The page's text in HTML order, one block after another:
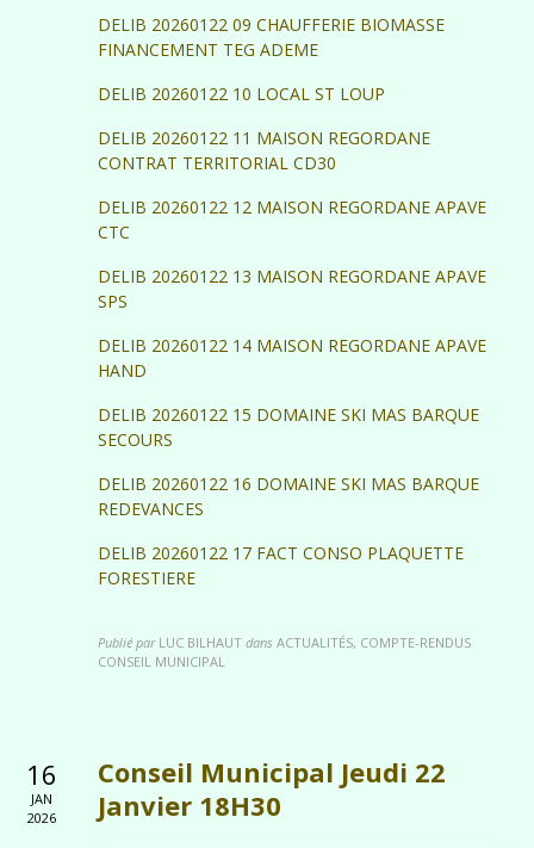
DELIB 20260122 09 CHAUFFERIE BIOMASSE
FINANCEMENT TEG ADEME
DELIB 20260122 10 LOCAL ST LOUP
DELIB 20260122 11 MAISON REGORDANE
CONTRAT TERRITORIAL CD30
DELIB 20260122 12 MAISON REGORDANE APAVE
CTC
DELIB 20260122 13 MAISON REGORDANE APAVE
SPS
DELIB 20260122 14 MAISON REGORDANE APAVE
HAND
DELIB 20260122 15 DOMAINE SKI MAS BARQUE
SECOURS
DELIB 20260122 16 DOMAINE SKI MAS BARQUE
REDEVANCES
DELIB 20260122 17 FACT CONSO PLAQUETTE
FORESTIERE
Publié par LUC BILHAUT dans ACTUALITÉS, COMPTE-RENDUS
CONSEIL MUNICIPAL
16
JAN
2026
Conseil Municipal Jeudi 22
Janvier 18H30